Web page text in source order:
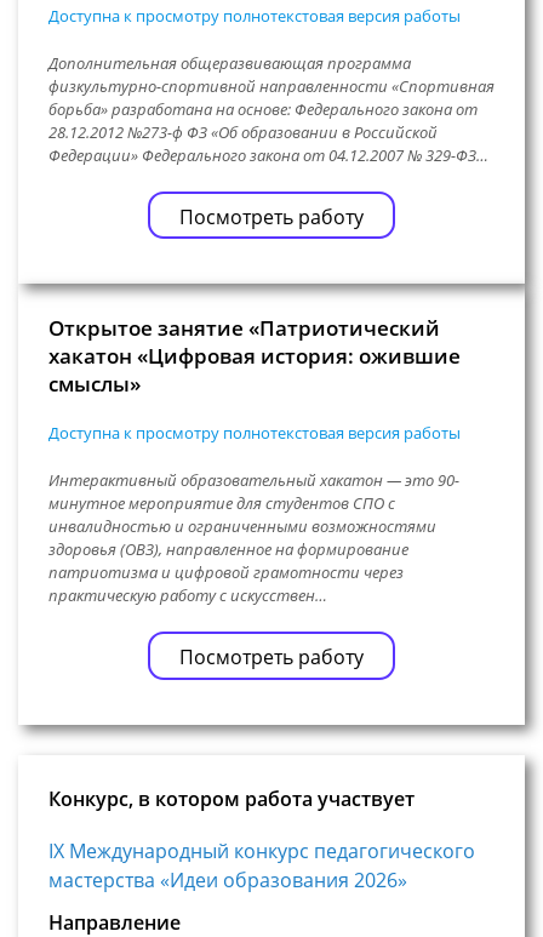
Доступна к просмотру полнотекстовая версия работы
Дополнительная общеразвивающая программа
физкультурно-спортивной направленности «Спортивная
борьба» разработана на основе: Федерального закона от
28.12.2012 №273-ф ФЗ «Об образовании в Российской
Федерации» Федерального закона от 04.12.2007 № 329-ФЗ…
Посмотреть работу
Открытое занятие «Патриотический
хакатон «Цифровая история: ожившие
смыслы»
Доступна к просмотру полнотекстовая версия работы
Интерактивный образовательный хакатон — это 90-
минутное мероприятие для студентов СПО с
инвалидностью и ограниченными возможностями
здоровья (ОВЗ), направленное на формирование
патриотизма и цифровой грамотности через
практическую работу с искусствен…
Посмотреть работу
Конкурс, в котором работа участвует
IX Международный конкурс педагогического
мастерства «Идеи образования 2026»
Направление